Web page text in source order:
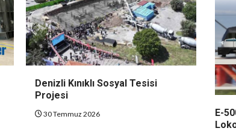
Denizli Kınıklı Sosyal Tesisi
Projesi
30 Temmuz 2026
E-